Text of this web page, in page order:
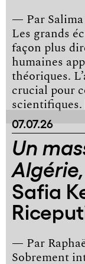
— Par
Les grands
façon plus
humaines
théoriques.
crucial pour
scientifiques.
07.07.26
Un
Algérie,
Safia
— Par
Sobrement